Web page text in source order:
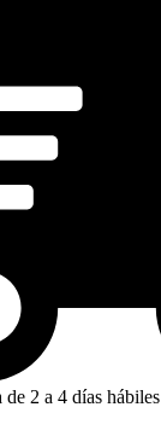
de 2 a 4 días hábiles